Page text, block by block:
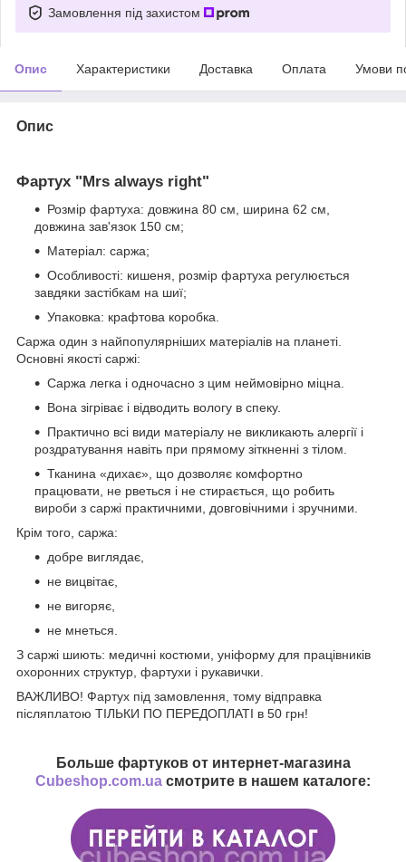
Замовлення під захистом
Опис Характеристики Доставка Оплата Умови
Опис
Фартух "Mrs always right"
Розмір фартуха: довжина 80 см, ширина 62 см,
довжина зав'язок 150 см;
Матеріал: саржа;
Особливості: кишеня, розмір фартуха регулюється
завдяки застібкам на шиї;
Упаковка: крафтова коробка.
Саржа один з найпопулярніших матеріалів на планеті.
Основні якості саржі:
Саржа легка і одночасно з цим неймовірно міцна.
Вона зігріває і відводить вологу в спеку.
Практично всі види матеріалу не викликають алергії і
роздратування навіть при прямому зіткненні з тілом.
Тканина «дихає», що дозволяє комфортно
працювати, не рветься і не стирається, що робить
вироби з саржі практичними, довговічними і зручними.
Крім того, саржа:
добре виглядає,
не вицвітає,
не вигоряє,
не мнеться.
З саржі шиють: медичні костюми, уніформу для працівників
охоронних структур, фартухи і рукавички.
ВАЖЛИВО! Фартух під замовлення, тому відправка
післяплатою ТІЛЬКИ ПО ПЕРЕДОПЛАТІ в 50 грн!
Больше фартуков от интернет-магазина
Cubeshop.com.ua смотрите в нашем каталоге: